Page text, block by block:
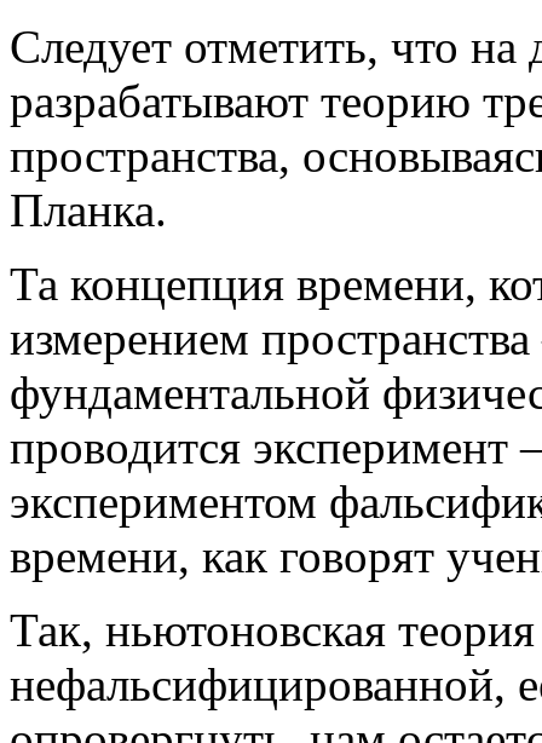
Следует отметить, что
разрабатывают теорию
пространства,
Планка.
Та концепция времени,
измерением
фундаментальной
проводится эксперимент
экспериментом
времени, как говорят
Так, ньютоновская теория
нефальсифицированной,